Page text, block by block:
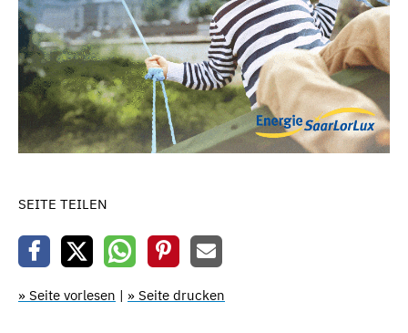
SEITE TEILEN
» Seite vorlesen | » Seite drucken